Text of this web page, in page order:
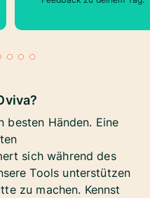
besten Händen. Eine
sich während des
Tools unterstützen
zu machen. Kennst